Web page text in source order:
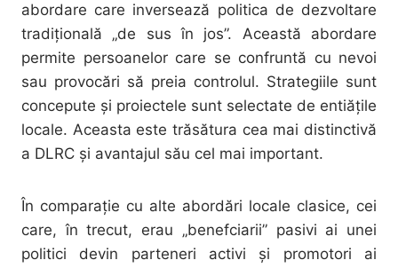
abordare care inversează politica de dezvoltare
tradițională „de sus în jos”. Această abordare
permite persoanelor care se confruntă cu nevoi
sau provocări să preia controlul. Strategiile sunt
concepute și proiectele sunt selectate de entiățile
locale. Aceasta este trăsătura cea mai distinctivă
a DLRC și avantajul său cel mai important.
În comparație cu alte abordări locale clasice, cei
care, în trecut, erau „benefciarii” pasivi ai unei
politici devin parteneri activi și promotori ai